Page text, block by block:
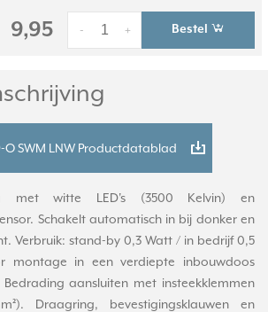
9,95 +
- Bestel
O SWM LNW Productdatablad
met witte LED's (3500 Kelvin) en
Schakelt automatisch in bij donker en
Verbruik: stand-by 0,3 Watt / in bedrijf 0,5
montage in een verdiepte inbouwdoos
aansluiten met insteekklemmen
Draagring, bevestigingsklauwen en